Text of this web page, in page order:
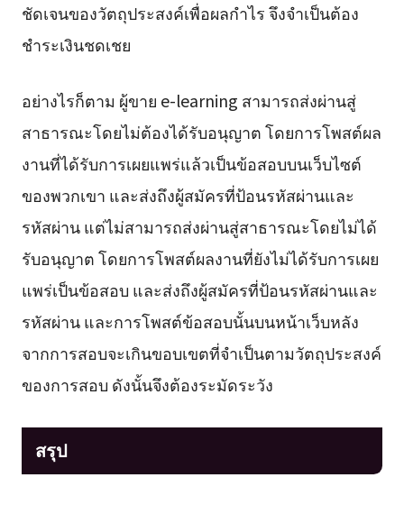
ชัดเจนของวัตถุประสงค์เพื่อผลกำไร จึงจำเป็นต้อง
ชำระเงินชดเชย
อย่างไรก็ตาม ผู้ขาย e-learning สามารถส่งผ่านสู่
สาธารณะโดยไม่ต้องได้รับอนุญาต โดยการโพสต์ผล
งานที่ได้รับการเผยแพร่แล้วเป็นข้อสอบบนเว็บไซต์
ของพวกเขา และส่งถึงผู้สมัครที่ป้อนรหัสผ่านและ
รหัสผ่าน แต่ไม่สามารถส่งผ่านสู่สาธารณะโดยไม่ได้
รับอนุญาต โดยการโพสต์ผลงานที่ยังไม่ได้รับการเผย
แพร่เป็นข้อสอบ และส่งถึงผู้สมัครที่ป้อนรหัสผ่านและ
รหัสผ่าน และการโพสต์ข้อสอบนั้นบนหน้าเว็บหลัง
จากการสอบจะเกินขอบเขตที่จำเป็นตามวัตถุประสงค์
ของการสอบ ดังนั้นจึงต้องระมัดระวัง
สรุป